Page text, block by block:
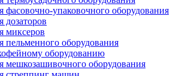
упаковочного оборудования
миксеров
оборудования
оборудованию
оборудования